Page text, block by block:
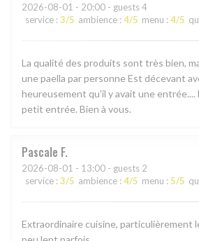
2026-08-01 - 20:00 - guests 4
service : 3/5 ambience : 4/5 menu : 4/5
La qualité des produits sont très bien,
une paella par personne Est décevant
heureusement qu'il y avait une
petit entrée. Bien à vous.
Pascale F
2026-08-01 - 13:00 - guests 2
service : 3/5 ambience : 4/5 menu : 5/5
Extraordinaire cuisine, particulièrement